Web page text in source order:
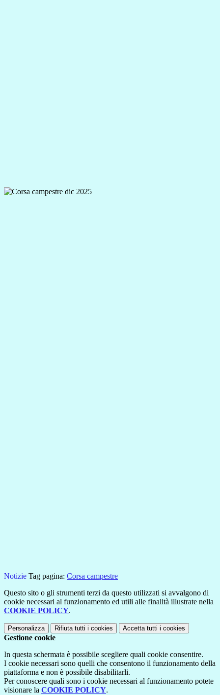
Notizie Tag pagina: Corsa campestre
Questo sito o gli strumenti terzi da questo utilizzati si avvalgono di
cookie necessari al funzionamento ed utili alle finalità illustrate nella
COOKIE POLICY.
Personalizza Rifiuta tutti i cookies Accetta tutti i cookies
Gestione cookie
In questa schermata è possibile scegliere quali cookie consentire.
I cookie necessari sono quelli che consentono il funzionamento della
piattaforma e non è possibile disabilitarli.
Per conoscere quali sono i cookie necessari al funzionamento potete
visionare la COOKIE POLICY.